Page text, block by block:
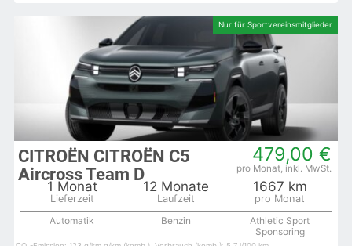
479,00 €
CITROËN CITROËN C5
Aircross Team D
1 Monat 12 Monate 1667 km
Automatik Benzin
Athletic Sport
Sponsoring